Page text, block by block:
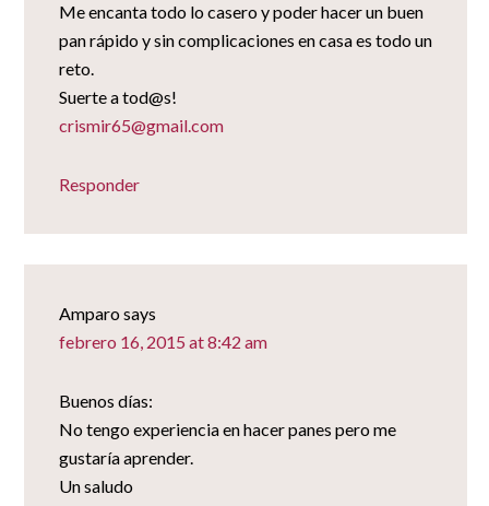
Me encanta todo lo casero y poder hacer un buen
pan rápido y sin complicaciones en casa es todo un
reto.
Suerte a tod@s!
crismir65@gmail.com
Responder
Amparosays
febrero 16, 2015 at 8:42 am
Buenos días:
No tengo experiencia en hacer panes pero me
gustaría aprender.
Un saludo